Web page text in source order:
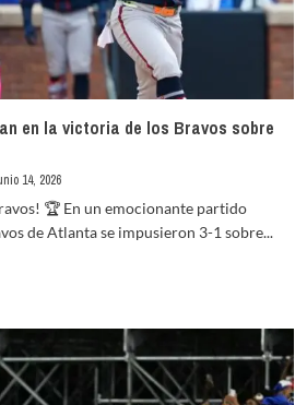
en la victoria de los Bravos sobre
14, 2026
🏆 En un emocionante partido
de Atlanta se impusieron 3-1 sobre...